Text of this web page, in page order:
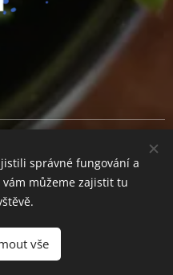
EUR €
správné fungování a
můžeme zajistit tu
vše